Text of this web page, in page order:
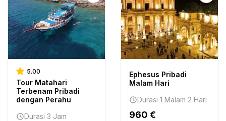
5.00
Tour Matahari
Terbenam Pribadi
dengan Perahu
Durasi 3 Jam
Ephesus Pribadi
Malam Hari
Durasi 1 Malam 2 Hari
960 €